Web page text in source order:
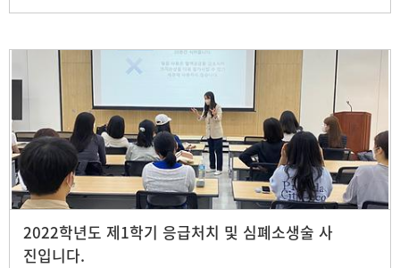
2022학년도 제1학기 응급처치 및 심폐소생술 사
진입니다.